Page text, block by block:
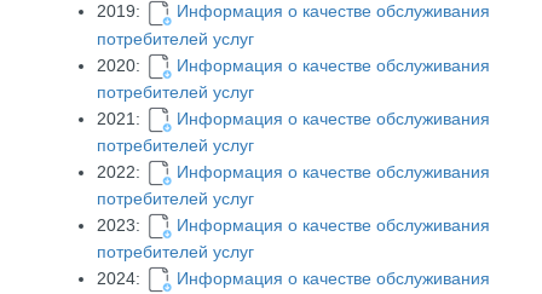
2019:
Информация о качестве обслуживания
потребителей услуг
2020:
Информация о качестве обслуживания
потребителей услуг
2021:
Информация о качестве обслуживания
потребителей услуг
2022:
Информация о качестве обслуживания
потребителей услуг
2023:
Информация о качестве обслуживания
потребителей услуг
2024:
Информация о качестве обслуживания